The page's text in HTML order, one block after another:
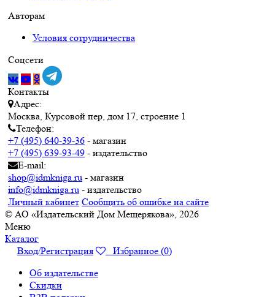
Авторам
Условия сотрудничества
Соцсети
Контакты
Адрес:
Москва, Курсовой пер, дом 17, строение 1
Телефон:
+7 (495) 640-39-36 - магазин
+7 (495) 639-93-49 - издательство
E-mail:
shop@idmkniga.ru - магазин
info@idmkniga.ru - издательство
Личный кабинет Сообщить об ошибке на сайте
© АО «Издательский Дом Мещерякова», 2026
Меню
Каталог
Вход/Регистрация
Избранное (0)
Об издательстве
Скидки